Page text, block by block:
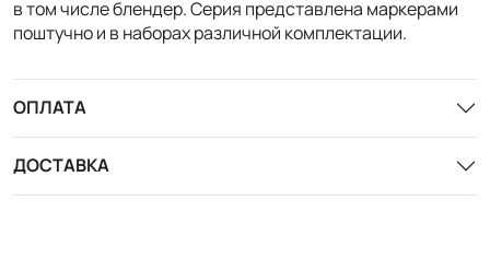
в том числе блендер. Серия представлена маркерами
поштучно и в наборах различной комплектации.
ОПЛАТА
ДОСТАВКА